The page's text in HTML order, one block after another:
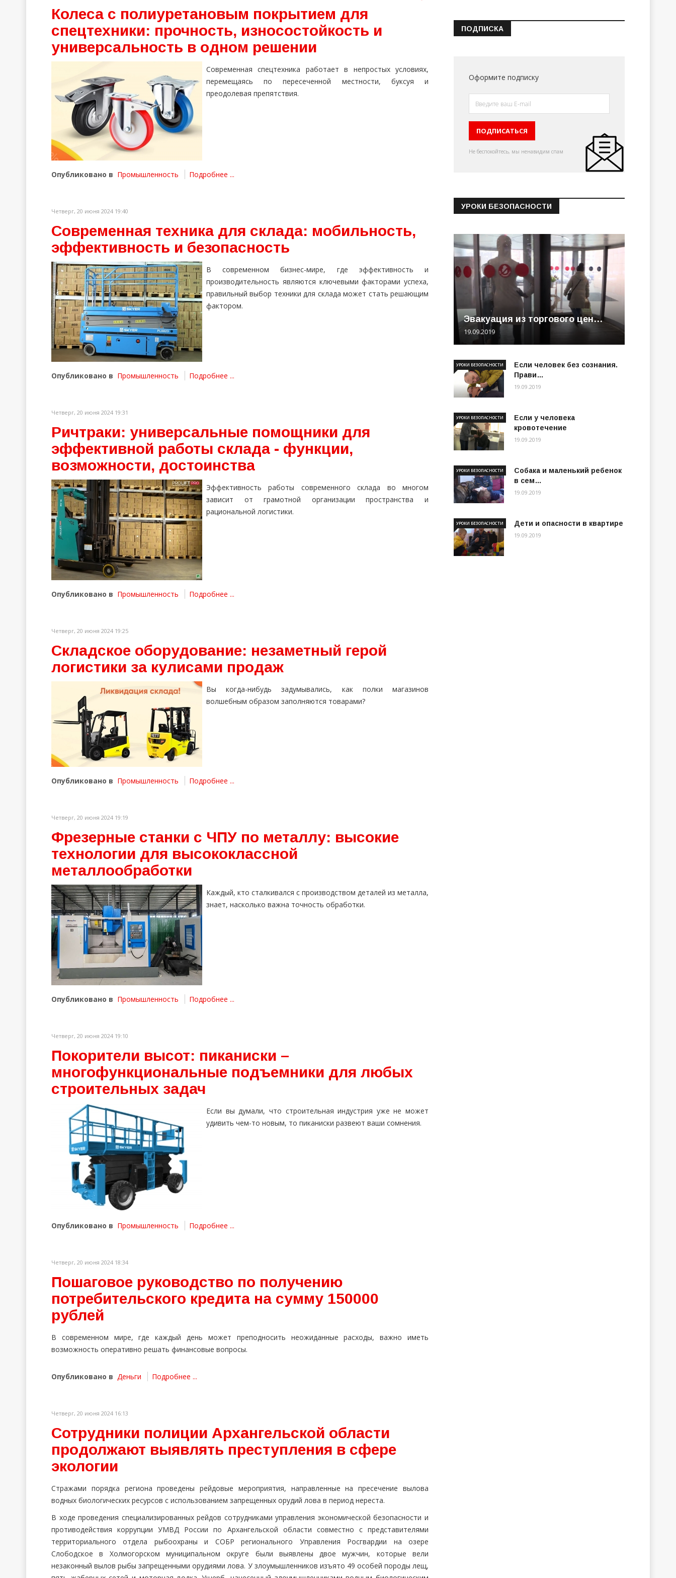
Колеса с полиуретановым покрытием для
спецтехники: прочность, износостойкость и
универсальность в одном решении
Современная спецтехника работает в непростых условиях,
перемещаясь по пересеченной местности, буксуя и
преодолевая препятствия.
Опубликовано в Промышленность Подробнее ...
Четверг, 20 июня 2024 19:40
Современная техника для склада: мобильность,
эффективность и безопасность
В современном бизнес-мире, где эффективность и
производительность являются ключевыми факторами успеха,
правильный выбор техники для склада может стать решающим
фактором.
Опубликовано в Промышленность Подробнее ...
Четверг, 20 июня 2024 19:31
Ричтраки: универсальные помощники для
эффективной работы склада - функции,
возможности, достоинства
Эффективность работы современного склада во многом
зависит от грамотной организации пространства и
рациональной логистики.
Опубликовано в Промышленность Подробнее ...
Четверг, 20 июня 2024 19:25
Складское оборудование: незаметный герой
логистики за кулисами продаж
Вы когда-нибудь задумывались, как полки магазинов
волшебным образом заполняются товарами?
Опубликовано в Промышленность Подробнее ...
Четверг, 20 июня 2024 19:19
Фрезерные станки с ЧПУ по металлу: высокие
технологии для высококлассной
металлообработки
Каждый, кто сталкивался с производством деталей из металла,
знает, насколько важна точность обработки.
Опубликовано в Промышленность Подробнее ...
Четверг, 20 июня 2024 19:10
Покорители высот: пиканиски –
многофункциональные подъемники для любых
строительных задач
Если вы думали, что строительная индустрия уже не может
удивить чем-то новым, то пиканиски развеют ваши сомнения.
Опубликовано в Промышленность Подробнее ...
Четверг, 20 июня 2024 18:34
Пошаговое руководство по получению
потребительского кредита на сумму 150000
рублей
В современном мире, где каждый день может преподносить неожиданные расходы, важно иметь
возможность оперативно решать финансовые вопросы.
Опубликовано в Деньги Подробнее ...
Четверг, 20 июня 2024 16:13
Сотрудники полиции Архангельской области
продолжают выявлять преступления в сфере
экологии
Стражами порядка региона проведены рейдовые мероприятия, направленные на пресечение вылова
водных биологических ресурсов с использованием запрещенных орудий лова в период нереста.
В ходе проведения специализированных рейдов сотрудниками управления экономической безопасности и
противодействия коррупции УМВД России по Архангельской области совместно с представителями
территориального отдела рыбоохраны и СОБР регионального Управления Росгвардии на озере
Слободское в Холмогорском муниципальном округе были выявлены двое мужчин, которые вели
незаконный вылов рыбы запрещенными орудиями лова. У злоумышленников изъято 49 особей породы лещ,
ПОДПИСКА
Оформите подписку
Не беспокойтесь, мы ненавидим спам
УРОКИ БЕЗОПАСНОСТИ
Эвакуация из торгового цен…
19.09.2019
Если человек без сознания.
Прави…
УРОКИ БЕЗОПАСНОСТИ
19.09.2019
Если у человека
кровотечение
УРОКИ БЕЗОПАСНОСТИ
19.09.2019
Собака и маленький ребенок
в сем…
УРОКИ БЕЗОПАСНОСТИ
19.09.2019
Дети и опасности в квартире
УРОКИ БЕЗОПАСНОСТИ
19.09.2019